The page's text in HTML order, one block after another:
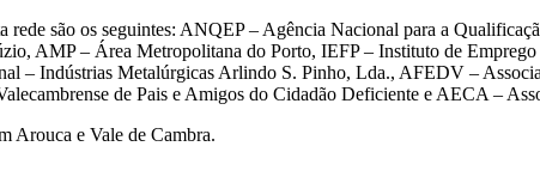
rede são os seguintes: ANQEP – Agência Nacional para a
AMP – Área Metropolitana do Porto, IEFP – Instituto de
– Indústrias Metalúrgicas Arlindo S. Pinho, Lda., AFEDV –
de Pais e Amigos do Cidadão Deficiente e AECA –
Arouca e Vale de Cambra.